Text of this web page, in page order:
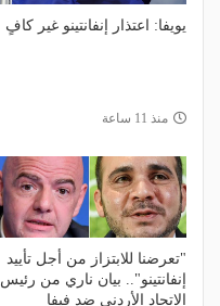
يويفا: اعتذار إنفانتينو غير كافٍ
منذ 11 ساعة
"تعرضنا للابتزاز من أجل تأييد
إنفانتينو".. بيان ناري من رئيس
الاتحاد الأردني ضد فيفا